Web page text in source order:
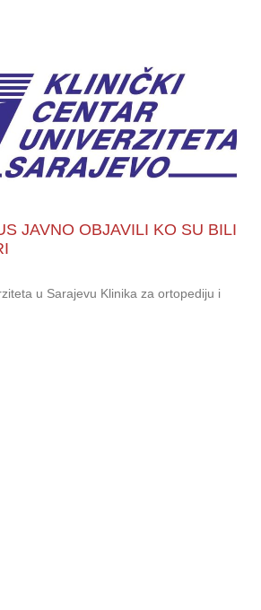
JAVNO OBJAVILI KO SU BILI
u Sarajevu Klinika za ortopediju i